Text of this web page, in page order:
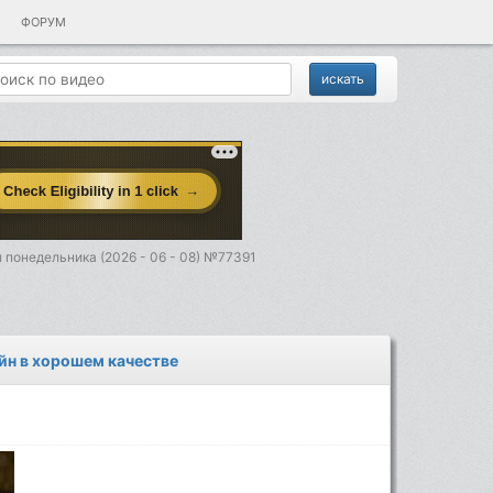
ФОРУМ
понедельника (2026 - 06 - 08) №77391
в хорошем качестве